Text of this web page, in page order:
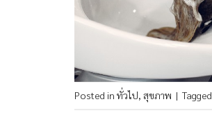
Posted in ทั่วไป, สุขภาพ | Tagged